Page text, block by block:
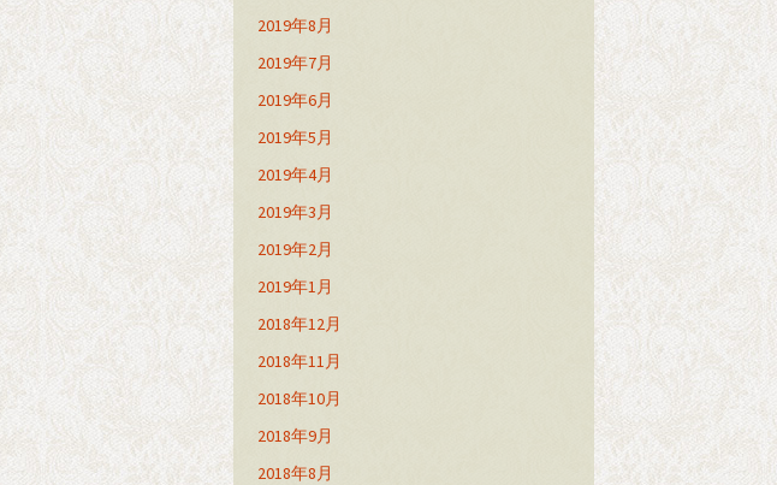
2019年8月
2019年7月
2019年6月
2019年5月
2019年4月
2019年3月
2019年2月
2019年1月
2018年12月
2018年11月
2018年10月
2018年9月
2018年8月